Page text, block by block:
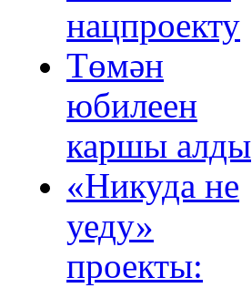
нацпроекту
Төмән
юбилеен
каршы алды
«Никуда не
уеду»
проекты: